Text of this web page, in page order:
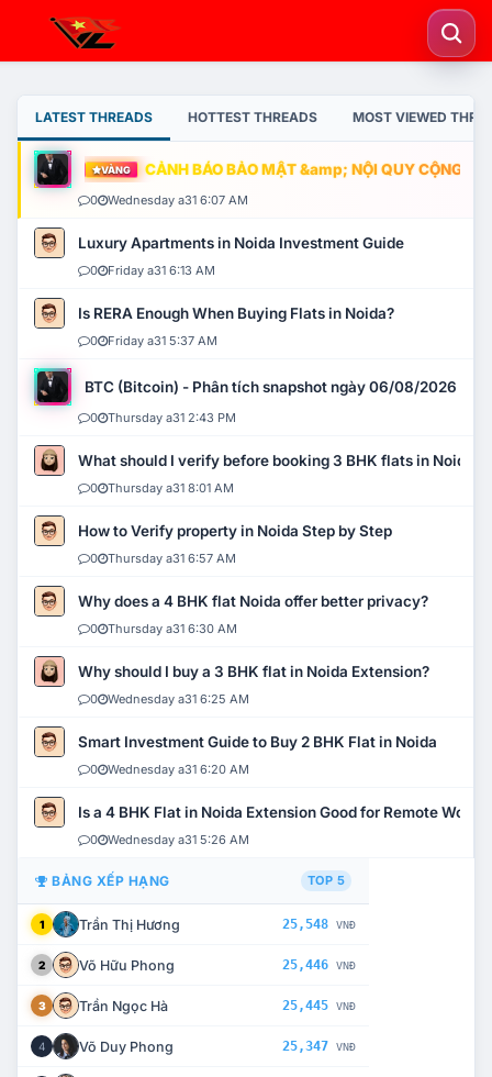
LATEST THREADS HOTTEST THREADS MOST VIEWED
VÀNG CẢNH BÁO BẢO MẬT &amp; NỘI QUY CỘNG
0 Wednesday a31 6:07 AM
Luxury Apartments in Noida Investment Guide
0 Friday a31 6:13 AM
Is RERA Enough When Buying Flats in Noida?
0 Friday a31 5:37 AM
BTC (Bitcoin) - Phân tích snapshot ngày 06/08/2026
0 Thursday a31 2:43 PM
What should I verify before booking 3 BHK flats in Noida?
0 Thursday a31 8:01 AM
How to Verify property in Noida Step by Step
0 Thursday a31 6:57 AM
Why does a 4 BHK flat Noida offer better privacy?
0 Thursday a31 6:30 AM
Why should I buy a 3 BHK flat in Noida Extension?
0 Wednesday a31 6:25 AM
Smart Investment Guide to Buy 2 BHK Flat in Noida
0 Wednesday a31 6:20 AM
Is a 4 BHK Flat in Noida Extension Good for Remote Work?
0 Wednesday a31 5:26 AM
BẢNG XẾP HẠNG TOP 5
1 Trần Thị Hương 25,548 VNĐ
2 Võ Hữu Phong 25,446 VNĐ
3 Trần Ngọc Hà 25,445 VNĐ
4 Võ Duy Phong 25,347 VNĐ